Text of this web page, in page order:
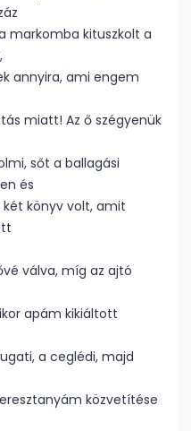
markomba kituszkolt a
annyira, ami engem
miatt! Az ő szégyenük
sőt a ballagási
és
könyv volt, amit
válva, míg az ajtó
apám kikiáltott
a ceglédi, majd
közvetítése